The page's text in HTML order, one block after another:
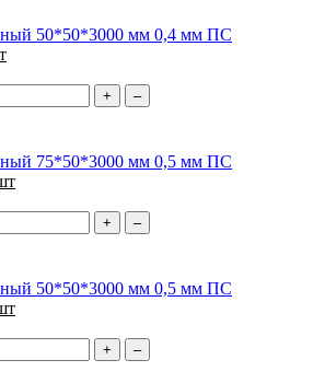
50*50*3000 мм 0,4 мм ПС
+
–
75*50*3000 мм 0,5 мм ПС
+
–
50*50*3000 мм 0,5 мм ПС
+
–